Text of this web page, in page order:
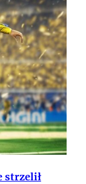
strzelił